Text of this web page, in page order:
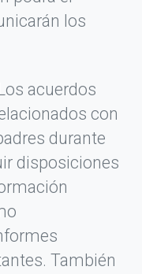
los
acuerdos
con
durante
disposiciones
También